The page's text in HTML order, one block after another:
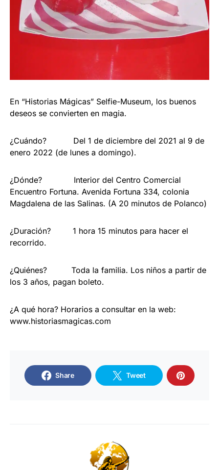
En “Historias Mágicas” Selfie-Museum, los buenos
deseos se convierten en magia.
¿Cuándo? Del 1 de diciembre del 2021 al 9 de
enero 2022 (de lunes a domingo).
¿Dónde? Interior del Centro Comercial
Encuentro Fortuna. Avenida Fortuna 334, colonia
Magdalena de las Salinas. (A 20 minutos de Polanco)
¿Duración? 1 hora 15 minutos para hacer el
recorrido.
¿Quiénes? Toda la familia. Los niños a partir de
los 3 años, pagan boleto.
¿A qué hora? Horarios a consultar en la web:
www.historiasmagicas.com
Share Tweet